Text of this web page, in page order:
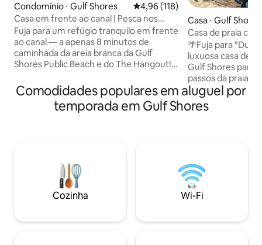
Condomínio ⋅ Gulf Shores 4,96 de uma avaliação média de
4,96 (118)
Casa em frente ao canal | Pesca nos
píeres | Caminhe até a praia
Fuja para um refúgio tranquilo em frente
ao canal — a apenas 8 minutos de
caminhada da areia branca da Gulf
Shores Public Beach e do The Hangout!
cais de fácil acesso ao longo do canal.
Tome café e relaxe em um amplo deck
com vistas pitorescas à beira-mar. Faça
restaurantes, mercados e atividades.
Equipamento de praia gratuito e
estacionamento incluídos! Estadias
mensais para aposentados são bem-
detalhes :)
Casa ⋅ Gulf Shores
Casa de praia
hidromassagem
🌴Fuja para
luxuosa casa de
Gulf Shores para
passos da praia e
retiro de 1.800
uma banheira de
privativa, lareira,
uma viagem
localização: - Caminhada de 3 minutos
até o acesso à
Caminhada de 2
Hangout/Shrimp
Comodidades populares em aluguel por
temporada em Gulf Shores
Cozinha Wi-Fi